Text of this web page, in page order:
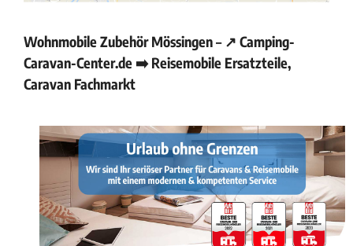
Wohnmobile Zubehör Mössingen – ↗️ Camping-
Caravan-Center.de ➡️ Reisemobile Ersatzteile,
Caravan Fachmarkt